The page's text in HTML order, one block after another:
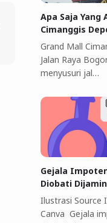
Apa Saja Yang
Cimanggis
Grand Mall
Jalan Raya
menyusuri jal…
Gejala
Diobati
Ilustrasi Source
Canva Gejala